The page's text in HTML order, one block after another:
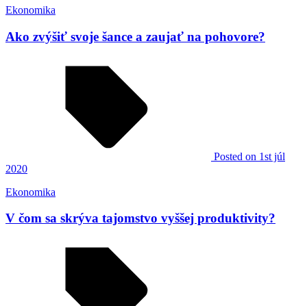
Ekonomika
Ako zvýšiť svoje šance a zaujať na pohovore?
Posted on 1st júl
2020
Ekonomika
V čom sa skrýva tajomstvo vyššej produktivity?